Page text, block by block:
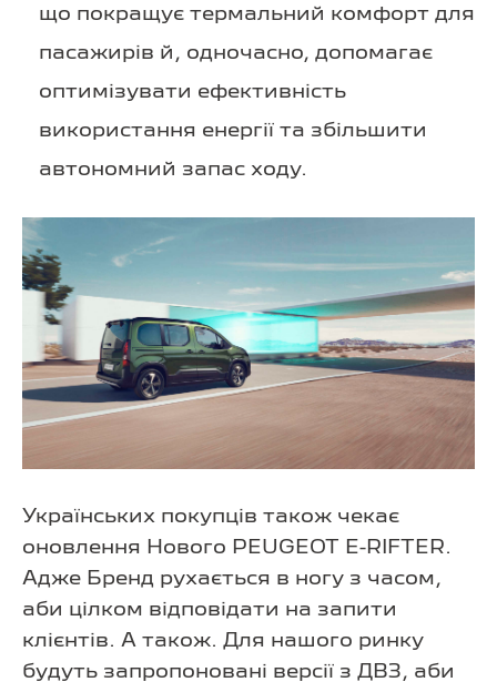
що покращує термальний комфорт для
пасажирів й, одночасно, допомагає
оптимізувати ефективність
використання енергії та збільшити
автономний запас ходу.
Українських покупців також чекає
оновлення Нового PEUGEOT E-RIFTER.
Адже Бренд рухається в ногу з часом,
аби цілком відповідати на запити
клієнтів. А також. Для нашого ринку
будуть запропоновані версії з ДВЗ, аби